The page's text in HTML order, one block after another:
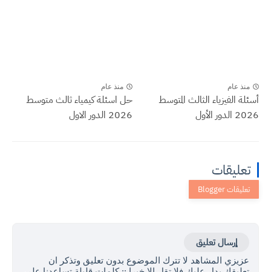
منذ عام
أسئلة الفيزياء الثالث المتوسط
2026 الدور الأول
منذ عام
حل اسئلة كيمياء ثالث متوسط
2026 الدور الاول
تعليقات
إرسال تعليق
عزيزي المشاهد لا تترك الموضوع بدون تعليق وتذكر ان